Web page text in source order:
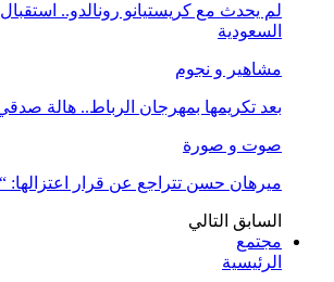
لم يحدث مع كريستيانو رونالدو..
السعودية
مشاهير و نجوم
بعد تكريمها بمهرجان الرباط.. هالة
صوت و صورة
ميرهان حسن تتراجع عن قرار
السابق التالي
مجتمع
الرئيسية